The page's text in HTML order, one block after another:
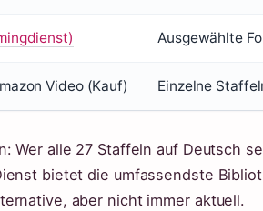
Ausgewählte
Video (Kauf) Einzelne
Wer alle 27 Staffeln auf Deutsch
bietet die umfassendste
aber nicht immer aktuell.